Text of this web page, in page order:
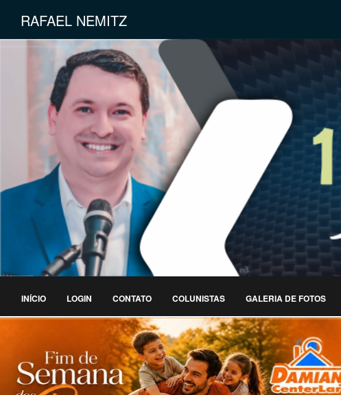
RAFAEL NEMITZ
INÍCIO LOGIN CONTATO COLUNISTAS GALERIA DE FOTOS